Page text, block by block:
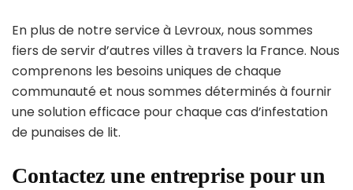
En plus de notre service à Levroux, nous sommes
fiers de servir d’autres villes à travers la France. Nous
comprenons les besoins uniques de chaque
communauté et nous sommes déterminés à fournir
une solution efficace pour chaque cas d’infestation
de punaises de lit.
Contactez une entreprise pour un